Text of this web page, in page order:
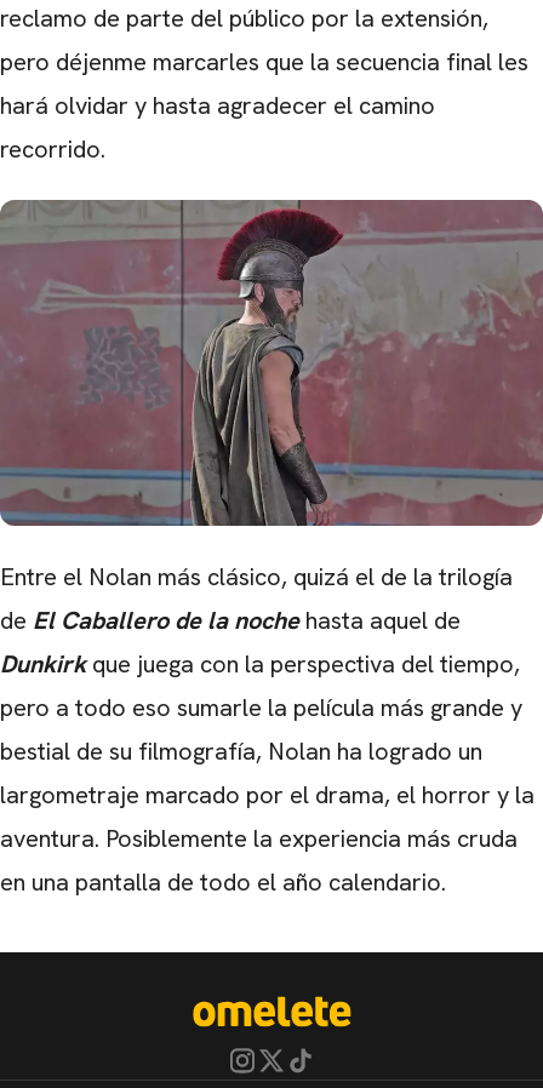
reclamo de parte del público por la extensión,
pero déjenme marcarles que la secuencia final les
hará olvidar y hasta agradecer el camino
recorrido.
Entre el Nolan más clásico, quizá el de la trilogía
de El Caballero de la nochehasta aquel de
Dunkirkque juega con la perspectiva del tiempo,
pero a todo eso sumarle la película más grande y
bestial de su filmografía, Nolan ha logrado un
largometraje marcado por el drama, el horror y la
aventura. Posiblemente la experiencia más cruda
en una pantalla de todo el año calendario.